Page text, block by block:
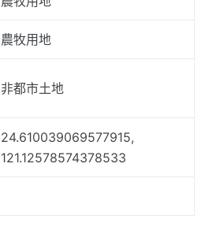
農牧用地
非都市土地
24.610039069577915,
121.12578574378533